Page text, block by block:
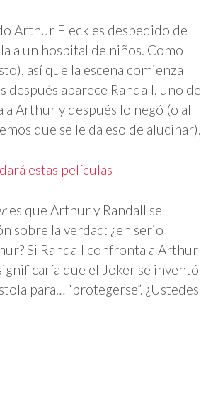
Arthur Fleck es despedido de
a un hospital de niños. Como
así que la escena comienza
aparece Randall, uno de
Arthur y después lo negó (o al
que se le da eso de alucinar).
estas películas
es que Arthur y Randall se
sobre la verdad: ¿en serio
Si Randall confronta a Arthur
que el Joker se inventó
para… “protegerse”. ¿Ustedes